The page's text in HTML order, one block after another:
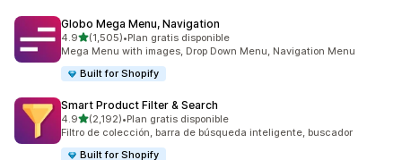
Globo Mega Menu, Navigation
4.9de 5 estrellas
(1,505)
1505 reseñas en total
•Plan gratis disponible
Mega Menu with images, Drop Down Menu, Navigation Menu
Built for Shopify
Smart Product Filter & Search
4.9de 5 estrellas
(2,192)
2192 reseñas en total
•Plan gratis disponible
Filtro de colección, barra de búsqueda inteligente, buscador
Built for Shopify